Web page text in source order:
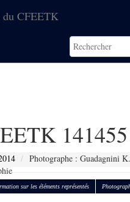
du CFEETK
141455
Photographe : Guadagnini K.
sur les éléments représentés